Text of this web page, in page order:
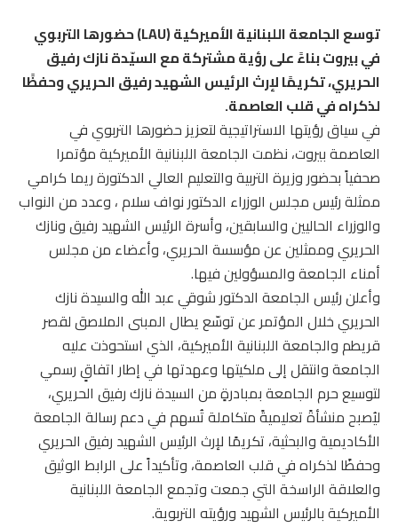
توسع الجامعة اللبنانية الأميركية (LAU) حضورها التربوي
في بيروت بناءً على رؤية مشتركة مع السيّدة نازك رفيق
الحريري، تكريمًا لإرث الرئيس الشهيد رفيق الحريري وحفظًا
لذكراه في قلب العاصمة.
في سياق رؤيتها الاستراتيجية لتعزيز حضورها التربوي في
العاصمة بيروت، نظمت الجامعة اللبنانية الأميركية مؤتمرا
صحفياً بحضور وزيرة التربية والتعليم العالي الدكتورة ريما كرامي
ممثلة رئيس مجلس الوزراء الدكتور نواف سلام ، وعدد من النواب
والوزراء الحاليين والسابقين، وأسرة الرئيس الشهيد رفيق ونازك
الحريري وممثلين عن مؤسسة الحريري، وأعضاء من مجلس
أمناء الجامعة والمسؤولين فيها.
وأعلن رئيس الجامعة الدكتور شوقي عبد الله والسيدة نازك
الحريري خلال المؤتمر عن توسّع يطال المبنى الملاصق لقصر
قريطم والجامعة اللبنانية الأميركية، الذي استحوذت عليه
الجامعة وانتقل إلى ملكيتها وعهدتها في إطار اتفاقٍ رسمي
لتوسيع حرم الجامعة بمبادرةٍ من السيدة نازك رفيق الحريري،
ليُصبح منشأةً تعليميةً متكاملة تُسهم في دعم رسالة الجامعة
الأكاديمية والبحثية، تكريمًا لإرث الرئيس الشهيد رفيق الحريري
وحفظًا لذكراه في قلب العاصمة، وتأكيداً على الرابط الوثيق
والعلاقة الراسخة التي جمعت وتجمع الجامعة اللبنانية
الأميركية بالرئيس الشهيد ورؤيته التربوية.